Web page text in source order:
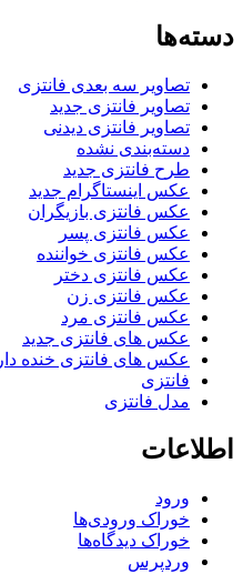
دسته‌ها
تصاویر سه بعدی فانتزی
تصاویر فانتزی جدید
تصاویر فانتزی دیدنی
دسته‌بندی نشده
طرح فانتزی جدید
عکس اینستاگرام جدید
عکس فانتزی بازیگران
عکس فانتزی پسر
عکس فانتزی خواننده
عکس فانتزی دختر
عکس فانتزی زن
عکس فانتزی مرد
عکس های فانتزی جدید
عکس های فانتزی خنده دار
فانتزی
مدل فانتزی
اطلاعات
ورود
خوراک ورودی‌ها
خوراک دیدگاه‌ها
وردپرس